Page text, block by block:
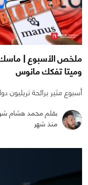
ملخص الأسبوع | ماسك
وميتا تفكك مانوس
أسبوع مثير برائحة تريليون
بقلم محمد هشام
منذ شهر